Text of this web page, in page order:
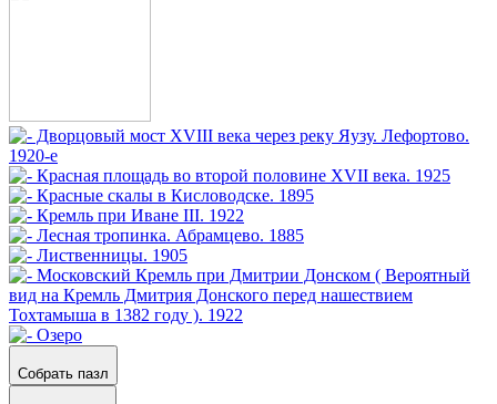
Собрать пазл